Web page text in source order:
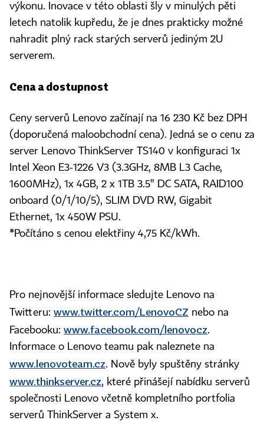
výkonu. Inovace v této oblasti šly v minulých pěti
letech natolik kupředu, že je dnes prakticky možné
nahradit plný rack starých serverů jediným 2U
serverem.
Cena a dostupnost
Ceny serverů Lenovo začínají na 16 230 Kč bez DPH
(doporučená maloobchodní cena). Jedná se o cenu za
server Lenovo ThinkServer TS140 v konfiguraci 1x
Intel Xeon E3-1226 V3 (3.3GHz, 8MB L3 Cache,
1600MHz), 1x 4GB, 2 x 1TB 3.5" DC SATA, RAID100
onboard (0/1/10/5), SLIM DVD RW, Gigabit
Ethernet, 1x 450W PSU.
*Počítáno s cenou elektřiny 4,75 Kč/kWh.
Pro nejnovější informace sledujte Lenovo na
Twitteru: www.twitter.com/LenovoCZ nebo na
Facebooku: www.facebook.com/lenovocz.
Informace o Lenovo teamu pak naleznete na
www.lenovoteam.cz. Nově byly spuštěny stránky
www.thinkserver.cz, které přinášejí nabídku serverů
společnosti Lenovo včetně kompletního portfolia
serverů ThinkServer a System x.